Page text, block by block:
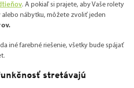
. A pokiaľ si prajete, aby Vaše rolety
alebo nábytku, môžete zvoliť jeden
iné farebné riešenie, všetky bude spájať
stretávajú